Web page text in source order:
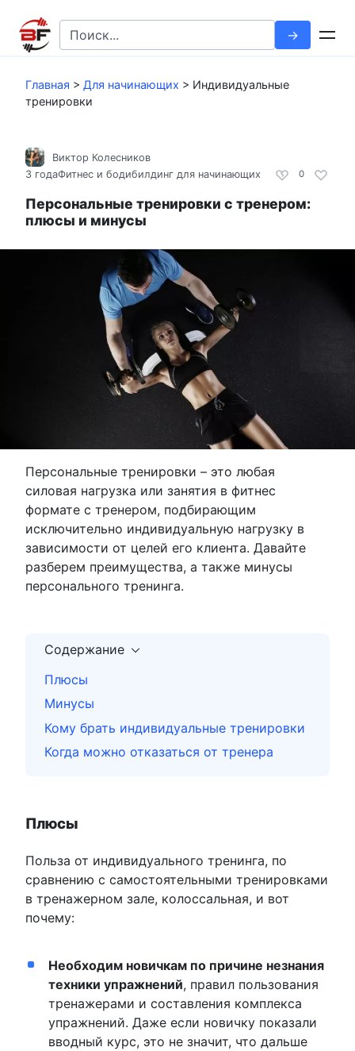
контенту
Search
for:
Главная > Для начинающих > Индивидуальные
тренировки
0
Виктор Колесников
3 годаФитнес и бодибилдинг для начинающих
Персональные тренировки с тренером:
плюсы и минусы
Персональные тренировки – это любая
силовая нагрузка или занятия в фитнес
формате с тренером, подбирающим
исключительно индивидуальную нагрузку в
зависимости от целей его клиента. Давайте
разберем преимущества, а также минусы
персонального тренинга.
Содержание
Плюсы
Минусы
Кому брать индивидуальные тренировки
Когда можно отказаться от тренера
Плюсы
Польза от индивидуального тренинга, по
сравнению с самостоятельными тренировками
в тренажерном зале, колоссальная, и вот
почему:
Необходим новичкам по причине незнания
техники упражнений, правил пользования
тренажерами и составления комплекса
упражнений. Даже если новичку показали
вводный курс, это не значит, что дальше